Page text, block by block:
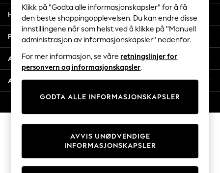
98 - 110cm
116 - 134cm
140 - 174cm
Trending: Top & Short Sets
Trending: Clogs
Toy Story
THE SET
Coats & Jackets
Sweatshirts & Hoodies
Knitwear
Cardigans
Dresses
Sets & Outfits
Hjelp
Personvern & Juridisk
Avdelinger
Andre tjenester
Klikk på "Godta alle informasjonskapsler" for å få
den beste shoppingopplevelsen. Du kan endre disse
innstillingene når som helst ved å klikke på "Manuell
administrasjon av informasjonskapsler" nedenfor.
For mer informasjon, se våre retningslinjer for
personvern og informasjonskapsler.
GODTA ALLE INFORMASJONSKAPSLER
AVVIS UNØDVENDIGE
INFORMASJONSKAPSLER